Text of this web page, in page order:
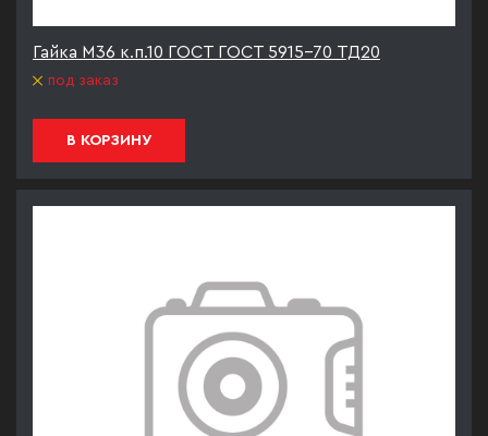
Гайка М36 к.п.10 ГОСТ ГОСТ 5915-70 ТД20
под заказ
В КОРЗИНУ